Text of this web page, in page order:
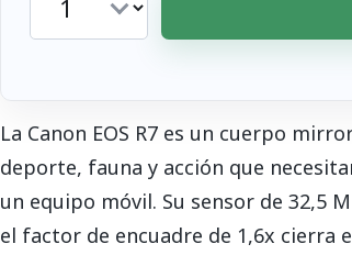
La Canon EOS R7 es un cuerpo
deporte, fauna y acción que
un equipo móvil. Su sensor de 32,5
el factor de encuadre de 1,6x cierra